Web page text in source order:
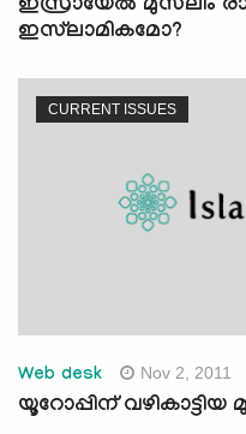
‍ഇസ്രായേല്‍ മുസ്‌ലിം
ഇസ്‌ലാമികമോ?
CURRENT ISSUES
Web desk Nov 2, 2011
യൂറോപ്പിന്